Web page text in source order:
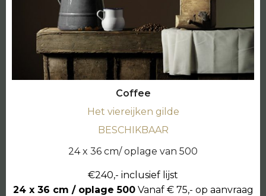
Coffee
Het viereijken gilde
BESCHIKBAAR
24 x 36 cm/ oplage van 500
€240,- inclusief lijst
24 x 36 cm / oplage 500Vanaf € 75,- op aanvraag